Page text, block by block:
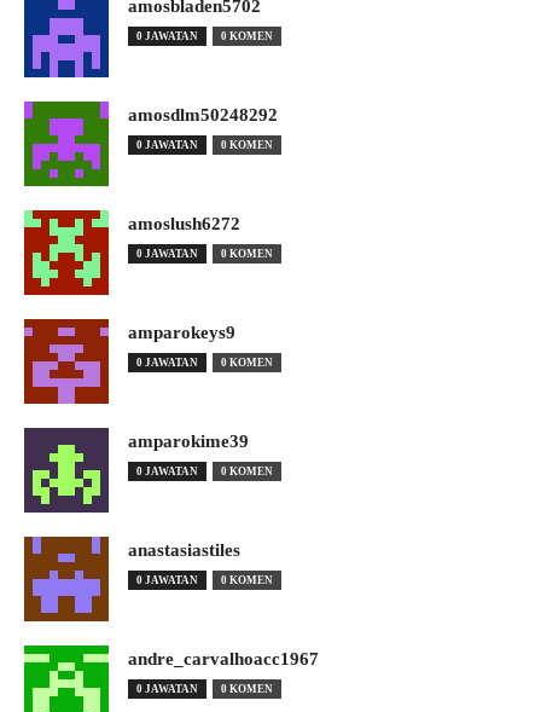
amosbladen5702
0 JAWATAN 0 KOMEN
amosdlm50248292
0 JAWATAN 0 KOMEN
amoslush6272
0 JAWATAN 0 KOMEN
amparokeys9
0 JAWATAN 0 KOMEN
amparokime39
0 JAWATAN 0 KOMEN
anastasiastiles
0 JAWATAN 0 KOMEN
andre_carvalhoacc1967
0 JAWATAN 0 KOMEN